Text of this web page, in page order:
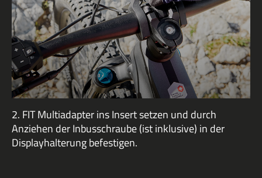
2. FIT Multiadapter ins Insert setzen und durch
Anziehen der Inbusschraube (ist inklusive) in der
Displayhalterung befestigen.